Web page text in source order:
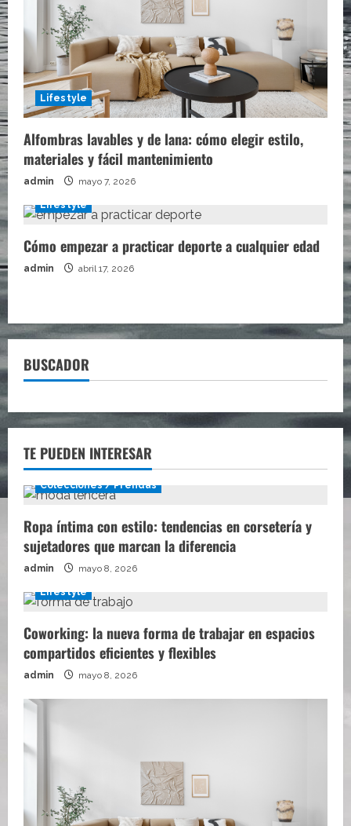
Lifestyle
Alfombras lavables y de lana: cómo elegir estilo,
materiales y fácil mantenimiento
admin mayo 7, 2026
Lifestyle
Cómo empezar a practicar deporte a cualquier edad
admin abril 17, 2026
BUSCADOR
TE PUEDEN INTERESAR
Colecciones / Prendas
Ropa íntima con estilo: tendencias en corsetería y
sujetadores que marcan la diferencia
admin mayo 8, 2026
Lifestyle
Coworking: la nueva forma de trabajar en espacios
compartidos eficientes y flexibles
admin mayo 8, 2026